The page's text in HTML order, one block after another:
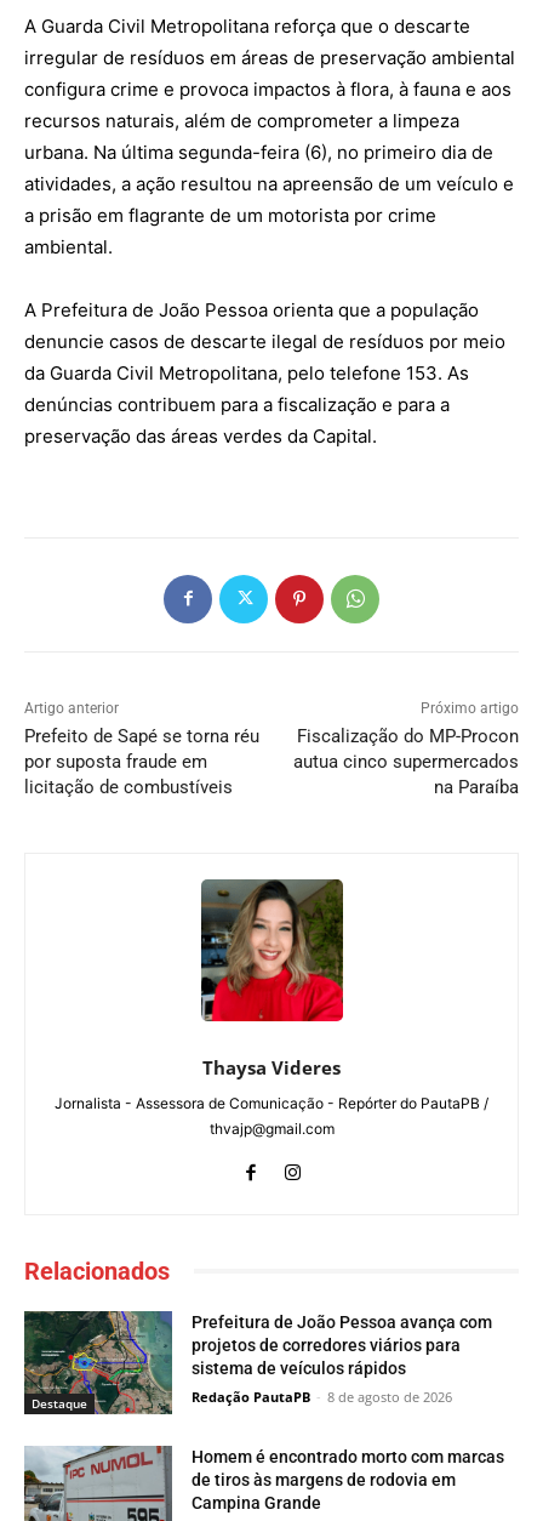
A Guarda Civil Metropolitana reforça que o descarte
irregular de resíduos em áreas de preservação ambiental
configura crime e provoca impactos à flora, à fauna e aos
recursos naturais, além de comprometer a limpeza
urbana. Na última segunda-feira (6), no primeiro dia de
atividades, a ação resultou na apreensão de um veículo e
a prisão em flagrante de um motorista por crime
ambiental.
A Prefeitura de João Pessoa orienta que a população
denuncie casos de descarte ilegal de resíduos por meio
da Guarda Civil Metropolitana, pelo telefone 153. As
denúncias contribuem para a fiscalização e para a
preservação das áreas verdes da Capital.
Artigo anterior
Prefeito de Sapé se torna réu
por suposta fraude em
licitação de combustíveis
Próximo artigo
Fiscalização do MP-Procon
autua cinco supermercados
na Paraíba
Thaysa Videres
Jornalista - Assessora de Comunicação - Repórter do PautaPB /
thvajp@gmail.com
Relacionados
Destaque
Prefeitura de João Pessoa avança com
projetos de corredores viários para
sistema de veículos rápidos
Redação PautaPB - 8 de agosto de 2026
Homem é encontrado morto com marcas
de tiros às margens de rodovia em
Campina Grande